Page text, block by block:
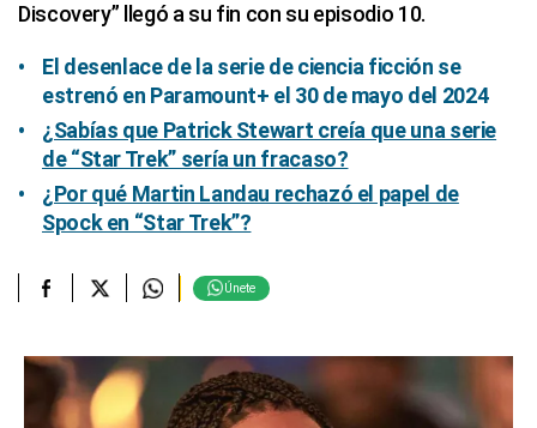
Discovery” llegó a su fin con su episodio 10.
El desenlace de la serie de ciencia ficción se
estrenó en Paramount+ el 30 de mayo del 2024
¿Sabías que Patrick Stewart creía que una serie
de “Star Trek” sería un fracaso?
¿Por qué Martin Landau rechazó el papel de
Spock en “Star Trek”?
Únete